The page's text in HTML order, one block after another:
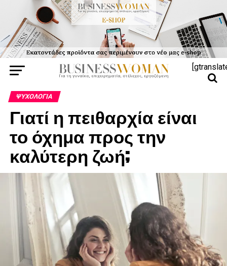
ΨΥΧΟΛΟΓΊΑ
Γιατί η πειθαρχία είναι
το όχημα προς την
καλύτερη ζωή;